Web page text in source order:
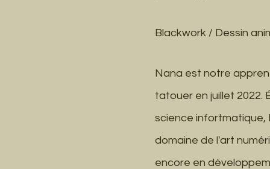
Blackwork / Dessin
Nana est notre
tatouer en juillet 2022.
science infortmatique,
domaine de l'art
encore en